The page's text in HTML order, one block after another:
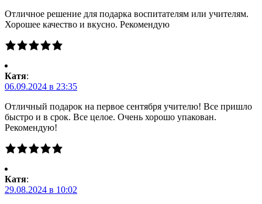
Отличное решение для подарка воспитателям или учителям.
Хорошее качество и вкусно. Рекомендую
Катя:
06.09.2024 в 23:35
Отличный подарок на первое сентября учителю! Все пришло
быстро и в срок. Все целое. Очень хорошо упакован.
Рекомендую!
Катя:
29.08.2024 в 10:02